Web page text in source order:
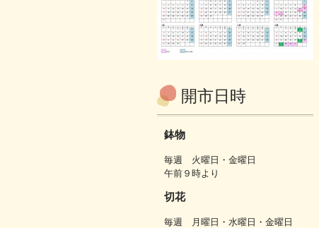
開市日時
鉢物
毎週 火曜日・金曜日
午前９時より
切花
毎週 月曜日・水曜日・金曜日